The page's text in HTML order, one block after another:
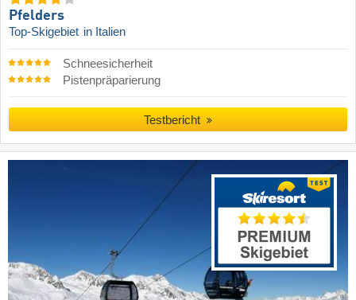
Pfelders
Top-Skigebiet in Italien
Schneesicherheit
Pistenpräparierung
Testbericht